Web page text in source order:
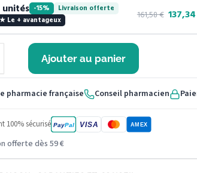
unités -15%
Livraison offerte
★ Le + avantageux
161,58€ 137,34
Ajouter au panier
pharmacie française Conseil pharmacien
100% sécurisé PayPal VISA AMEX
offerte dès 59 €